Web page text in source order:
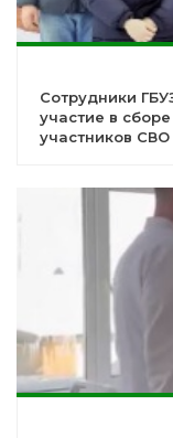
Сотрудники
участие в
участников СВО